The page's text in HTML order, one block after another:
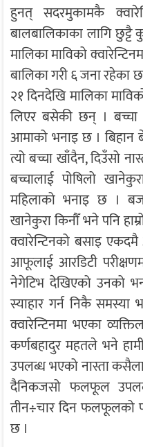
हुनत् सदरमुकामकै
बालबालिकाका लागि छुट्टै
मालिका माविको
बालिका गरी ६ जना रहेका
२१ दिनदेखि मालिका
लिएर बसेकी छन् ।
आमाको भनाइ छ । बिहान
त्यो बच्चा खाँदैन, दिउँसो
बच्चालाई पोषिलो
महिलाको भनाइ छ ।
खानेकुरा किनौँ भने पनि
क्वारेन्टिनको बसाइ
आफूलाई आरडिटी
नेगेटिभ देखिएको उनको
स्याहार गर्न निकै
क्वारेन्टिनमा भएका
कर्णबहादुर महतले भने
उपलब्ध भएको नास्ता
दैनिकजसो फलफूल
तीन÷चार दिन फलफूलको
छ ।